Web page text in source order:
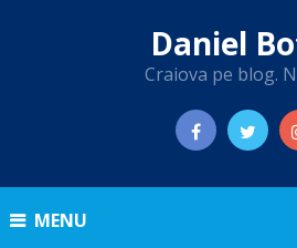
Daniel
Craiova pe blog.
MENU